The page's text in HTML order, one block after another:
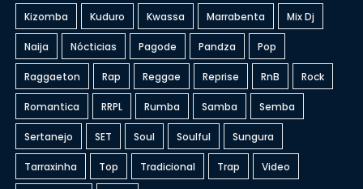
Kizomba Kuduro Kwassa Marrabenta Mix Dj
Naija Nócticias Pagode Pandza Pop
Raggaeton Rap Reggae Reprise RnB Rock
Romantica RRPL Rumba Samba Semba
Sertanejo SET Soul Soulful Sungura
Tarraxinha Top Tradicional Trap Video